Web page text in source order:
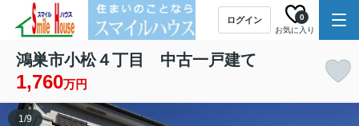
ログイン
お気に入り
0
鴻巣市小松４丁目 中古一戸建て
1,760万円
1/9